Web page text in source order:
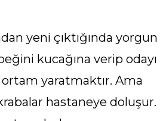
yeni çıktığında yorgun
kucağına verip odayı
yaratmaktır. Ama
hastaneye doluşur.